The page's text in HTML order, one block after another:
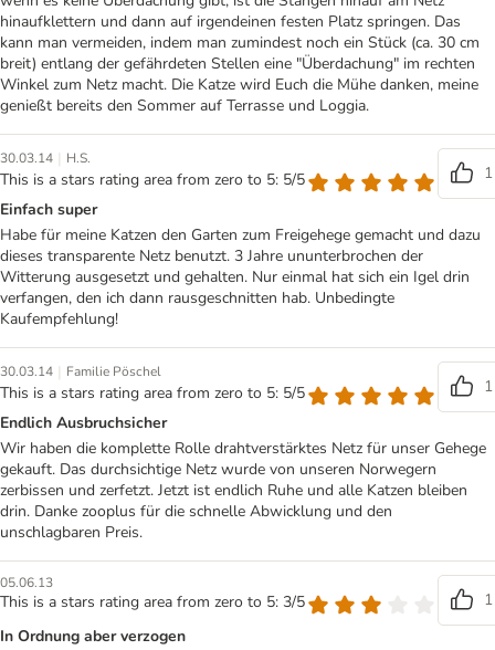
hinaufklettern und dann auf irgendeinen festen Platz springen. Das
kann man vermeiden, indem man zumindest noch ein Stück (ca. 30 cm
breit) entlang der gefährdeten Stellen eine "Überdachung" im rechten
Winkel zum Netz macht. Die Katze wird Euch die Mühe danken, meine
genießt bereits den Sommer auf Terrasse und Loggia.
30.03.14 | H.S.
This is a stars rating area from zero to 5: 5/5
1
Einfach super
Habe für meine Katzen den Garten zum Freigehege gemacht und dazu
dieses transparente Netz benutzt. 3 Jahre ununterbrochen der
Witterung ausgesetzt und gehalten. Nur einmal hat sich ein Igel drin
verfangen, den ich dann rausgeschnitten hab. Unbedingte
Kaufempfehlung!
30.03.14 | Familie Pöschel
This is a stars rating area from zero to 5: 5/5
1
Endlich Ausbruchsicher
Wir haben die komplette Rolle drahtverstärktes Netz für unser Gehege
gekauft. Das durchsichtige Netz wurde von unseren Norwegern
zerbissen und zerfetzt. Jetzt ist endlich Ruhe und alle Katzen bleiben
drin. Danke zooplus für die schnelle Abwicklung und den
unschlagbaren Preis.
05.06.13
This is a stars rating area from zero to 5: 3/5
1
In Ordnung aber verzogen